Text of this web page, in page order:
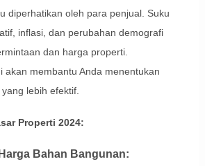
diperhatikan oleh para penjual. Suku
inflasi, dan perubahan demografi
dan harga properti.
akan membantu Anda menentukan
lebih efektif.
Properti 2024:
Bahan Bangunan: